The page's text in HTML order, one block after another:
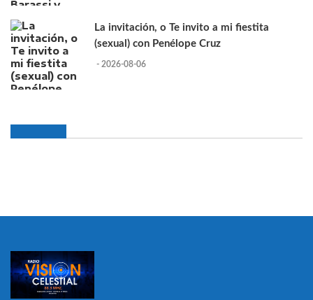
La invitación, o Te invito a mi fiestita
(sexual) con Penélope Cruz
- 2026-08-06